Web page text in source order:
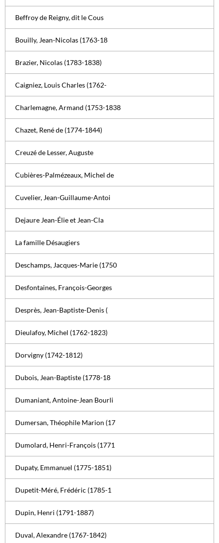
Beffroy de Reigny, dit le Cous
Bouilly, Jean-Nicolas (1763-18
Brazier, Nicolas (1783-1838)
Caigniez, Louis Charles (1762-
Charlemagne, Armand (1753-1838
Chazet, René de (1774-1844)
Creuzé de Lesser, Auguste
Cubières-Palmézeaux, Michel de
Cuvelier, Jean-Guillaume-Antoi
Dejaure Jean-Élie et Jean-Cla
La famille Désaugiers
Deschamps, Jacques-Marie (1750
Desfontaines, François-Georges
Desprès, Jean-Baptiste-Denis (
Dieulafoy, Michel (1762-1823)
Dorvigny (1742-1812)
Dubois, Jean-Baptiste (1778-18
Dumaniant, Antoine-Jean Bourli
Dumersan, Théophile Marion (17
Dumolard, Henri-François (1771
Dupaty, Emmanuel (1775-1851)
Dupetit-Méré, Frédéric (1785-1
Dupin, Henri (1791-1887)
Duval, Alexandre (1767-1842)